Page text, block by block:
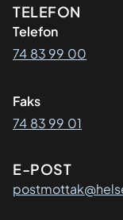
TELEFON
Telefon
74 83 99 00
Faks
74 83 99 01
E-POST